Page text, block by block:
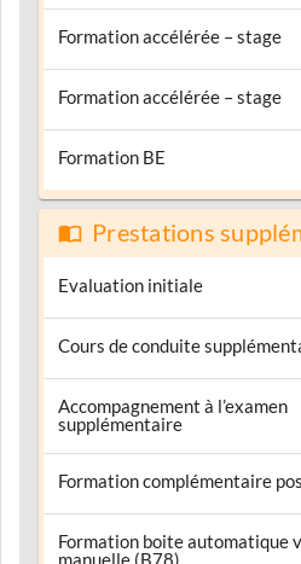
Formation accélérée – stage
Formation accélérée – stage
Formation BE
Prestations
Evaluation initiale
Cours de conduite
Accompagnement à l’examen
supplémentaire
Formation complémentaire
Formation boite automatique